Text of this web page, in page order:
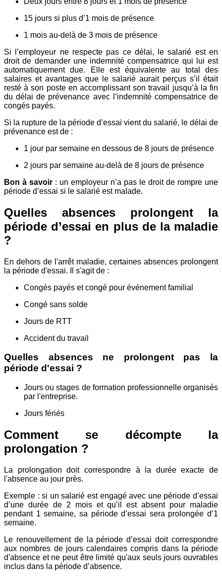
15 jours si plus d’1 mois de présence
1 mois au-delà de 3 mois de présence
Si l’employeur ne respecte pas ce délai, le salarié est en
droit de demander une indemnité compensatrice qui lui est
automatiquement due. Elle est équivalente au total des
salaires et avantages que le salarié aurait perçus s’il était
resté à son poste en accomplissant son travail jusqu’à la fin
du délai de prévenance avec l’indemnité compensatrice de
congés payés.
Si la rupture de la période d’essai vient du salarié, le délai de
prévenance est de :
1 jour par semaine en dessous de 8 jours de présence
2 jours par semaine au-delà de 8 jours de présence
Bon à savoir : un employeur n’a pas le droit de rompre une
période d’essai si le salarié est malade.
Quelles absences prolongent la
période d’essai en plus de la maladie
?
En dehors de l'arrêt maladie, certaines absences prolongent
la période d'essai. Il s'agit de :
Congés payés et congé pour événement familial
Congé sans solde
Jours de RTT
Accident du travail
Quelles absences ne prolongent pas la
période d'essai ?
Jours ou stages de formation professionnelle organisés
par l'entreprise.
Jours fériés
Comment se décompte la
prolongation ?
La prolongation doit correspondre à la durée exacte de
l'absence au jour près.
Exemple : si un salarié est engagé avec une période d’essai
d’une durée de 2 mois et qu’il est absent pour maladie
pendant 1 semaine, sa période d’essai sera prolongée d’1
semaine.
Le renouvellement de la période d’essai doit correspondre
aux nombres de jours calendaires compris dans la période
d'absence et ne peut être limité qu'aux seuls jours ouvrables
inclus dans la période d’absence.